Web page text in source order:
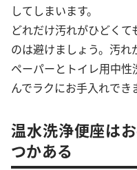
してしまいます。
どれだけ汚れがひどく
のは避けましょう。汚
ペーパーとトイレ用中
んでラクにお手入れでき
温水洗浄便座は
つかある